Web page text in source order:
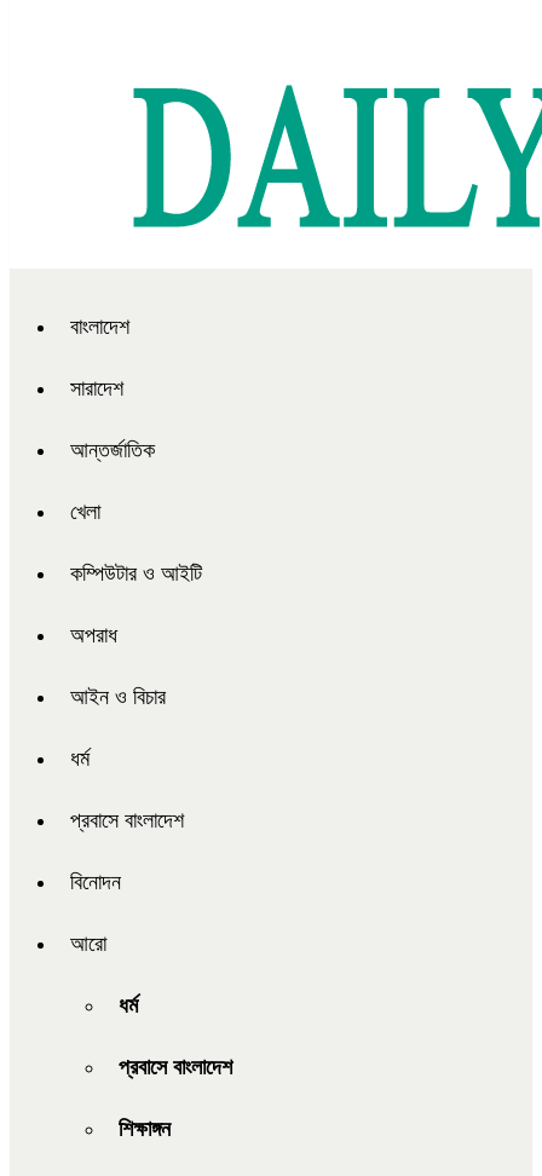
বাংলাদেশ
সারাদেশ
আন্তর্জাতিক
খেলা
কম্পিউটার ও আইটি
অপরাধ
আইন ও বিচার
ধর্ম
প্রবাসে বাংলাদেশ
বিনোদন
আরো
ধর্ম
প্রবাসে বাংলাদেশ
শিক্ষাঙ্গন